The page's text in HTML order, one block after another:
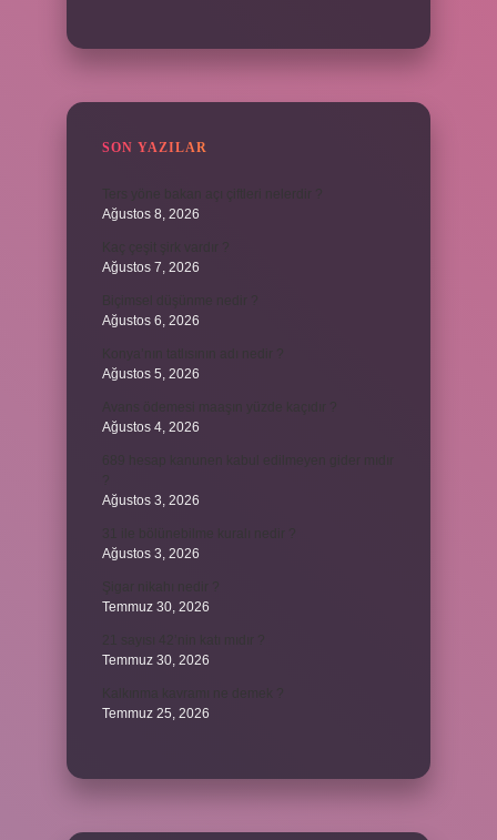
SON YAZILAR
Ağustos 8, 2026
Ağustos 7, 2026
Ağustos 6, 2026
Ağustos 5, 2026
Ağustos 4, 2026
Ağustos 3, 2026
Ağustos 3, 2026
Temmuz 30, 2026
Temmuz 30, 2026
Temmuz 25, 2026